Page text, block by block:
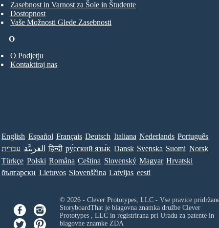
O
O Podjetju
Kontaktiraj nas
Zasebnost in Varnost za Šole in Študente
Dostopnost
Vaše Možnosti Glede Zasebnosti
English Español Français Deutsch Italiana Nederlands Português
עברית العَرَبِيَّة हिन्दी ру́сский язы́к Dansk Svenska Suomi Norsk
Türkçe Polski Româna Ceština Slovenský Magyar Hrvatski
български Lietuvos Slovenščina Latvijas eesti
© 2026 - Clever Prototypes, LLC - Vse pravice
StoryboardThat je blagovna znamka družbe Clever
Prototypes , LLCin registrirana pri Uradu za patente in
blagovne znamke ZDA